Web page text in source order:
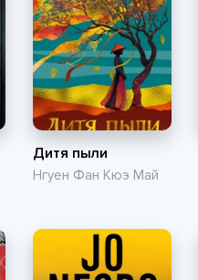
Дитя пыли
Нгуен Фан Кюэ Май